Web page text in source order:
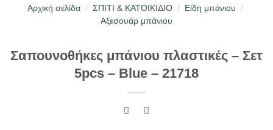
Αρχική σελίδα / ΣΠΙΤΙ & ΚΑΤΟΙΚΙΔΙΟ / Είδη μπάνιου
/
Αξεσουάρ μπάνιου
Σαπουνοθήκες μπάνιου πλαστικές – Σετ
5pcs – Blue – 21718